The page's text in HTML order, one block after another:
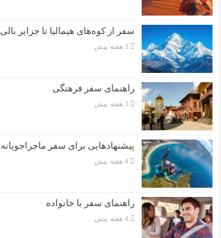
سفر از کوه‌های هیمالیا تا جزایر بالی
3 هفته پیش
راهنمای سفر فرهنگی
3 هفته پیش
پیشنهادهایی برای سفر ماجراجویانه
4 هفته پیش
راهنمای سفر با خانواده
4 هفته پیش